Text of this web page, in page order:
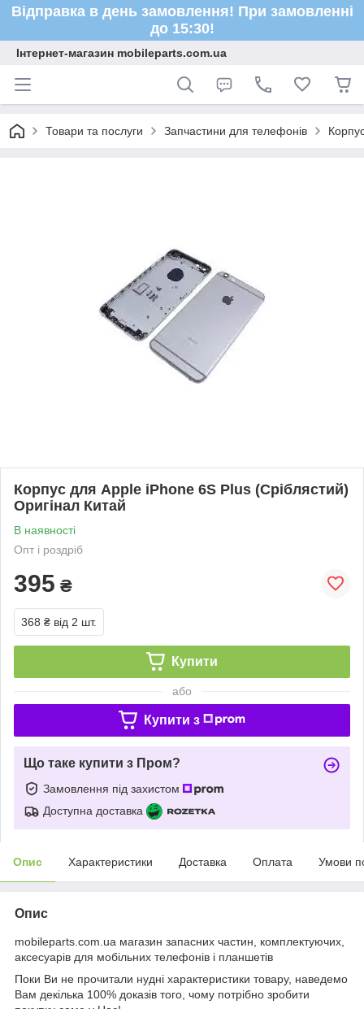
Відправка в день замовлення! При замовленні
до 15:30!
Інтернет-магазин mobileparts.com.ua
Товари та послуги Запчастини для телефонів
Корпус для Apple iPhone 6S Plus (Сріблястий)
Оригінал Китай
В наявності
Опт і роздріб
395 ₴
368 ₴ від 2 шт.
Купити
або
Купити з
Що таке купити з Пром?
Замовлення під захистом
Доступна доставка
Опис Характеристики Доставка Оплата Умови
Опис
mobileparts.com.ua магазин запасних частин, комплектуючих,
аксесуарів для мобільних телефонів і планшетів
Поки Ви не прочитали нудні характеристики товару, наведемо
Вам декілька 100% доказів того, чому потрібно зробити